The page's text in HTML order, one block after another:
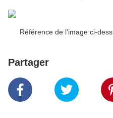
Référence de l'image ci-
Partager